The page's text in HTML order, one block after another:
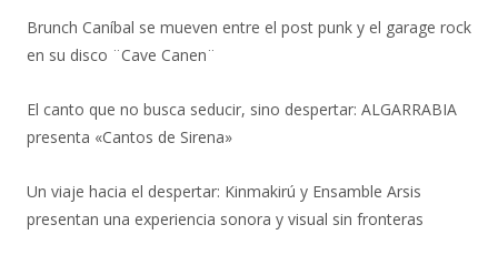
Brunch Caníbal se mueven entre el post punk y el garage rock
en su disco ¨Cave Canen¨
El canto que no busca seducir, sino despertar: ALGARRABIA
presenta «Cantos de Sirena»
Un viaje hacia el despertar: Kinmakirú y Ensamble Arsis
presentan una experiencia sonora y visual sin fronteras